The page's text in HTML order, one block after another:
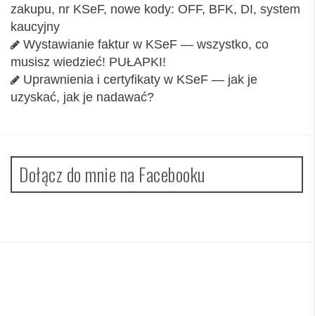
zakupu, nr KSeF, nowe kody: OFF, BFK, DI, system
kaucyjny
Wystawianie faktur w KSeF — wszystko, co
musisz wiedzieć! PUŁAPKI!
Uprawnienia i certyfikaty w KSeF — jak je
uzyskać, jak je nadawać?
Dołącz do mnie na Facebooku